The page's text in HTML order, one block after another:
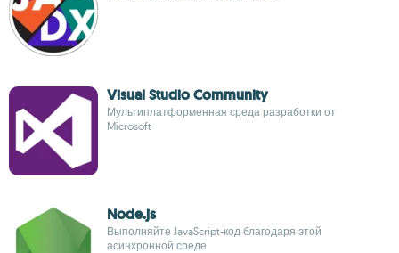
Visual Studio Community
Мультиплатформенная среда разработки от
Microsoft
Node.js
Выполняйте JavaScript-код благодаря этой
асинхронной среде